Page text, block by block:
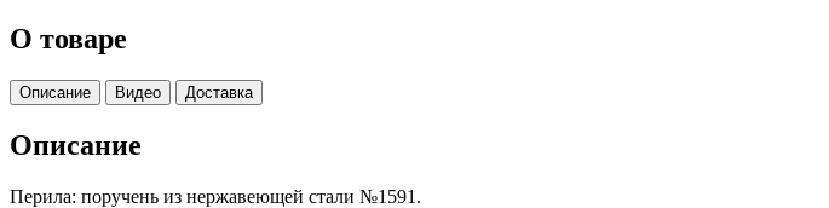
О товаре
Описание Видео Доставка
Описание
Перила: поручень из нержавеющей стали №1591.